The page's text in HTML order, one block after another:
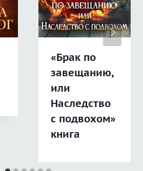
«Брак по
завещанию,
или
Наследство
с подвохом»
книга